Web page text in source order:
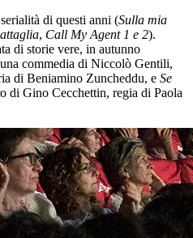
di questi anni (Sulla mia
, Call My Agent 1 e 2).
di storie vere, in autunno
commedia di Niccolò Gentili,
di Beniamino Zuncheddu, e Se
di Gino Cecchettin, regia di Paola